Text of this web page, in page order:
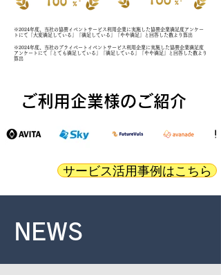
※2024年度、当社の協賛イベントサービス利用企業に実施した協賛企業満足度アンケー
トにて「大変満足している」「満足している」「やや満足」と回答した数より算出
※2024年度、当社のプライベートイベントサービス利用企業に実施した協賛企業満足度
アンケートにて「とても満足している」「満足している」「やや満足」と回答した数より
算出
ご利用企業様のご紹介
サービス活用事例はこちら
NEWS